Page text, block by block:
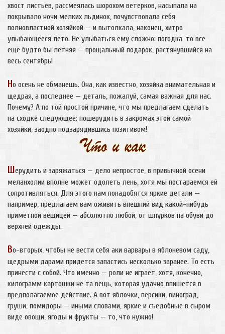
хвост листьев, рассмеялась шорохом ветерков, насыпала на
покрывало ночи мелких льдинок, почувствовала себя
полновластной хозяйкой — и вытолкала, наконец, хитро
улыбающееся лето. Не улыбаться ему сложно: погодка-то все
еще будто бы летняя — прощальный подарок, растянувшийся на
весь сентябрь!
Но осень не обманешь. Она, как известно, хозяйка внимательная и
щедрая, а последнее — деталь, пожалуй, самая важная для нас.
Почему? А по той простой причине, что мы предлагаем сделать
на сходке следующее: пошерудить в закромах этой самой
хозяйки, заодно подзарядившись позитивом!
Шерудить и заряжаться — дело непростое, в привычной осени
меланхолии вполне может одолеть лень, хотя мы постараемся ей
сопротивляться. Для этого нам понадобятся яркие детали —
например, предлагаем вам оживить внешний вид какой-нибудь
приметной вещицей — абсолютно любой, от шнурков на обуви до
верхней одежды.
Во-вторых, чтобы не вести себя аки варвары в яблоневом саду,
щедрыми дарами придется запастись несколько заранее. То есть
принести с собой. Что именно — роли не играет, хотя, конечно,
килограмм картошки не та вещь, которая удачно впишется в
предполагаемое действие. А вот яблочки, персики, виноград,
груши, помидоры — иными словами, яркие и съедобные в сыром
виде овощи, ягоды и фрукты — то, что нужно!